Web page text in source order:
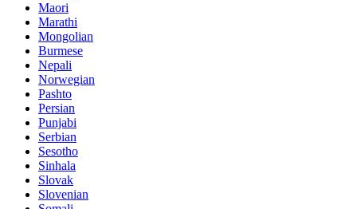
Maori
Marathi
Mongolian
Burmese
Nepali
Norwegian
Pashto
Persian
Punjabi
Serbian
Sesotho
Sinhala
Slovak
Slovenian